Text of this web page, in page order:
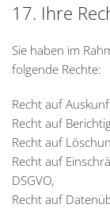
17. Ihre
Sie haben im
folgende Rechte:
Recht auf
Recht auf
Recht auf
Recht auf
DSGVO,
Recht auf